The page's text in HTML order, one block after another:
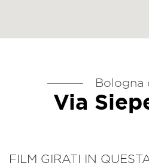
Bologna
Via
FILM GIRATI IN